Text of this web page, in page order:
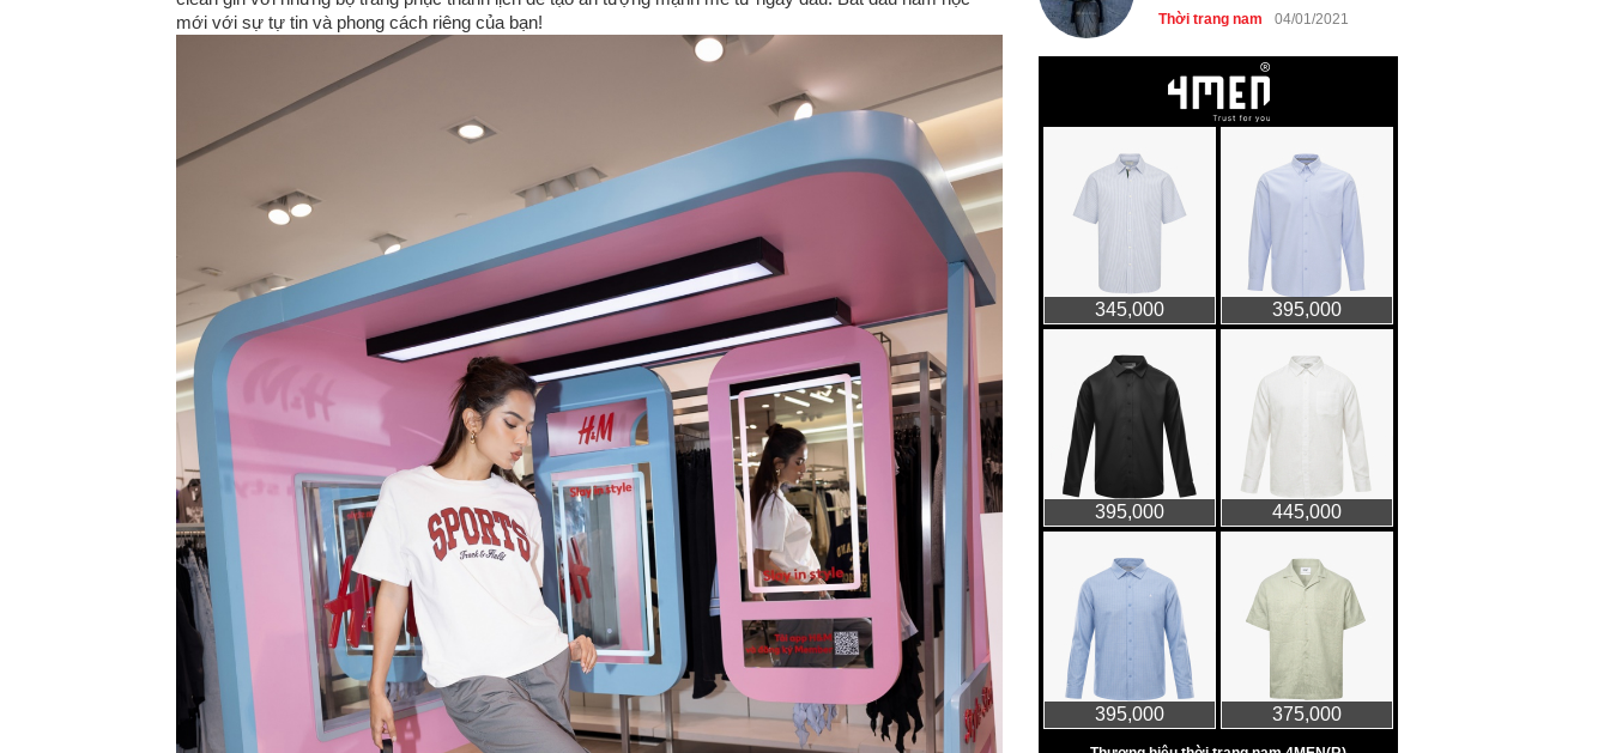
mới với sự tự tin và phong cách riêng của bạn!
Thời trang nam